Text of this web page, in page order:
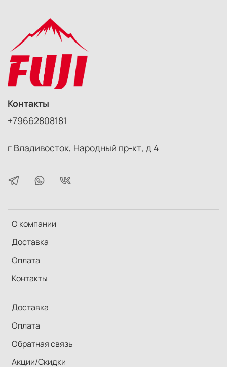
О компании
Доставка
Оплата
Контакты
Доставка
Оплата
Обратная связь
Акции/Скидки
Контакты
+79662808181
г Владивосток, Народный пр-кт, д 4